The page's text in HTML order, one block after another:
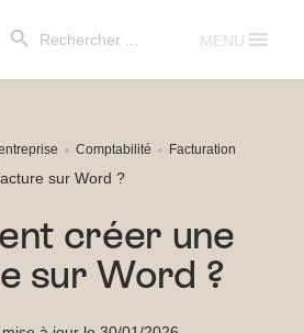
for:
MENU
Comptabilité Facturation
sur Word ?
créer une
sur Word ?